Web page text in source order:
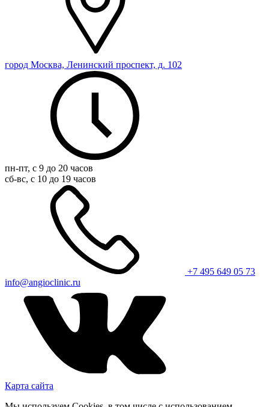
город Москва, Ленинский проспект, д. 102
пн-пт, с 9 до 20 часов
сб-вс, с 10 до 19 часов
+7 495 649 05 73
info@angioclinic.ru
Карта сайта